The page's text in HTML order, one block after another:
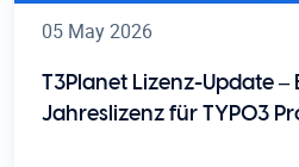
05 May 2026
T3Planet Lizenz-Update –
Jahreslizenz für TYPO3